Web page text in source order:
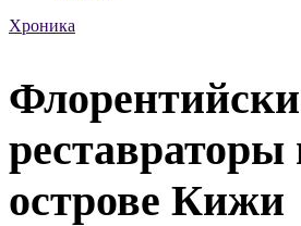
Хроника
реставраторы
острове Кижи